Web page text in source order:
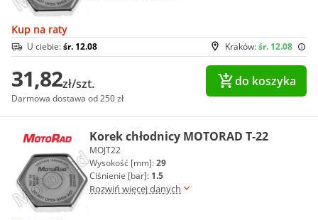
Kup na raty
Kraków:śr. 12.08
U ciebie:śr. 12.08
31,82zł/szt.
Darmowa dostawa od 250 zł
do koszyka
Korek chłodnicy MOTORAD T-22
MOJT22
Wysokość [mm]:29
Ciśnienie [bar]: 1.5
Rozwiń więcej danych